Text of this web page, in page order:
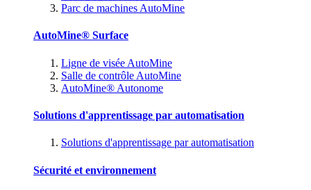
Parc de machines AutoMine
AutoMine® Surface
Ligne de visée AutoMine
Salle de contrôle AutoMine
AutoMine® Autonome
Solutions d'apprentissage par automatisation
Solutions d'apprentissage par automatisation
Sécurité et environnement